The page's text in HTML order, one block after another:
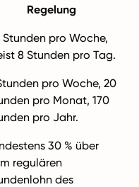
Regelung
Stunden pro Woche,
8 Stunden pro Tag.
pro Woche, 20
pro Monat, 170
pro Jahr.
30 % über
regulären
des